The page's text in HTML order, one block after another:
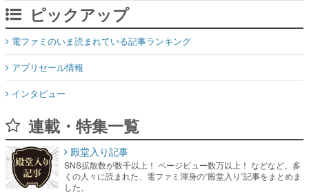
ピックアップ
電ファミのいま読まれている記事ランキング
アプリセール情報
インタビュー
連載・特集一覧
殿堂入り記事
SNS拡散数が数千以上！ ページビュー数万以上！ などなど。多
くの人々に読まれた、電ファミ渾身の“殿堂入り”記事をまとめま
した。